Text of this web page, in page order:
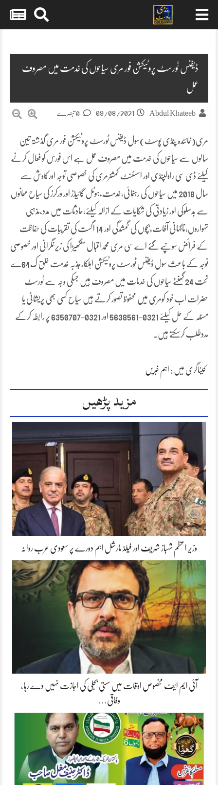
ڈیفنس ٹورسٹ پروٹیکشن فور مری سیاحوں کی خدمت میں مصروف
عمل
Abdul Khateeb
09/08/2021
مری(نمائندہ پنڈی پوسٹ)سول ڈیفنس ٹورسٹ پروٹیکشن فور مری گذشتہ تین
سالوں سے سیاحوں کی خدمت میں مصروف عمل ہے اس فورس کو فعال کرنے
کیلئے ڈی سی راولپنڈی اور اسسٹنٹ کمشنرمری کی خصوصی توجہ اورکاوش سے
سال 2018 میں سیاحوں کی رہنمائی،خدمت،ہوٹل گائیڈز اور ورکرز کی سیاح مہمانوں
سے بدسلوکی اور زیادتی کی شکایات کے ازالہ کیلئے،حادثات میں مدد،مذہبی
تہواروں،ناگہانی آفات،بچوں کی گمشدگی اور 14 اگست کی تقریبات کی حفاظت
کے فرائض سونپے گئے اے سی مری محمداقبال سنگھیڑا کی زیر نگرانی اور خصوصی
توجہ کے باعث سول ڈیفنس ٹورسٹ پروٹیکشن اہلکارجذبہ خدمت خلق ک64ے
تحت 24 گھنٹے سیاحوں کی خدمات میں مصروف ہیں جسکی وجہ سے ٹورسٹ
حضرات اب خود کومری میں محفوظ تصور کرتے ہیں سیاح کسی بھی پریشانی یا
مسئلہ کے حل کیلئے 0321-5638561 اور 0321-6350707 پر رابطہ کرکے
مددطلب کرسکتے ہیں۔
کیٹاگری میں : اہم خبریں
مزید پڑھیں
وزیر اعظم شہباز شریف اور فیلڈ مارشل اہم دورے پر سعودی عرب روانہ
آئی ایم ایف مخصوص اوقات میں سستی بجلی کی اجازت نہیں دے رہا،
وفاقی…